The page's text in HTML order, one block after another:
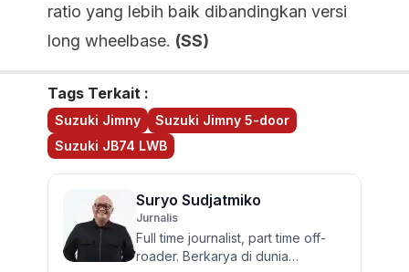
ratio yang lebih baik dibandingkan versi
long wheelbase. (SS)
Tags Terkait :
Suzuki Jimny
Suzuki Jimny 5-door
Suzuki JB74 LWB
Suryo Sudjatmiko
Jurnalis
Full time journalist, part time off-
roader. Berkarya di dunia